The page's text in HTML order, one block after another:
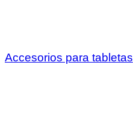
Accesorios para tabletas